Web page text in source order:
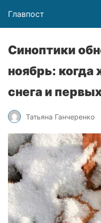
Главпост
Синоптики
ноябрь: когда
снега и
Татьяна Ганчеренко